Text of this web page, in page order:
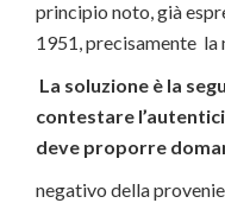
principio noto, già
1951, precisamente la
La soluzione è la
contestare
deve proporre
negativo della